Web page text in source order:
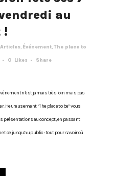
au
!
Articles, Événement,The place to
0 Likes Share
n’est jamais très loin mais pas
Heureusement “The place to be” vous
présentations au concept, en passant
ce jusqu’au public : tout pour savoir où